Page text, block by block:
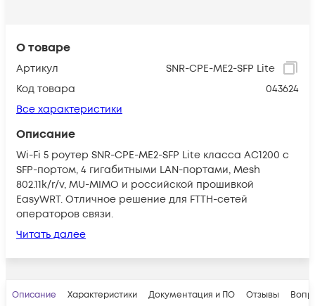
О товаре
Артикул
SNR-CPE-ME2-SFP Lite
Код товара
043624
Все характеристики
Описание
Wi-Fi 5 роутер SNR-CPE-ME2-SFP Lite класса AC1200 с
SFP-портом, 4 гигабитными LAN-портами, Mesh
802.11k/r/v, MU-MIMO и российской прошивкой
EasyWRT. Отличное решение для FTTH-сетей
операторов связи.
Читать далее
Описание Характеристики Документация и ПО Отзывы